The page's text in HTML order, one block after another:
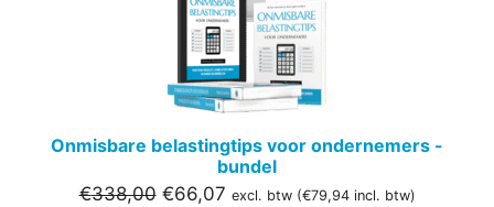
Onmisbare belastingtips voor ondernemers -
bundel
€338,00 Oorspronkelijke
€66,07Huidige
excl. btw (€79,94incl. btw)